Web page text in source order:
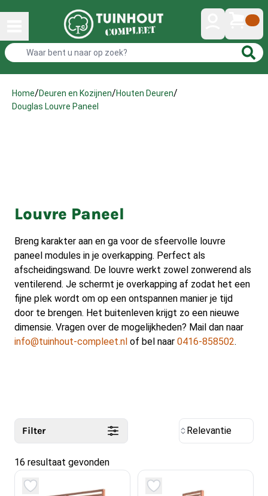
Home/Deuren en Kozijnen/Houten Deuren/
Douglas Louvre Paneel
Louvre Paneel
Breng karakter aan en ga voor de sfeervolle louvre
paneel modules in je overkapping. Perfect als
afscheidingswand. De louvre werkt zowel zonwerend als
ventilerend. Je schermt je overkapping af zodat het een
fijne plek wordt om op een ontspannen manier je tijd
door te brengen. Het buitenleven krijgt zo een nieuwe
dimensie. Vragen over de mogelijkheden? Mail dan naar
info@tuinhout-compleet.nl of bel naar 0416-858502.
16 resultaat gevonden
Filter Relevantie